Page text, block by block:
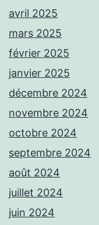
avril 2025
mars 2025
février 2025
janvier 2025
décembre 2024
novembre 2024
octobre 2024
septembre 2024
août 2024
juillet 2024
juin 2024